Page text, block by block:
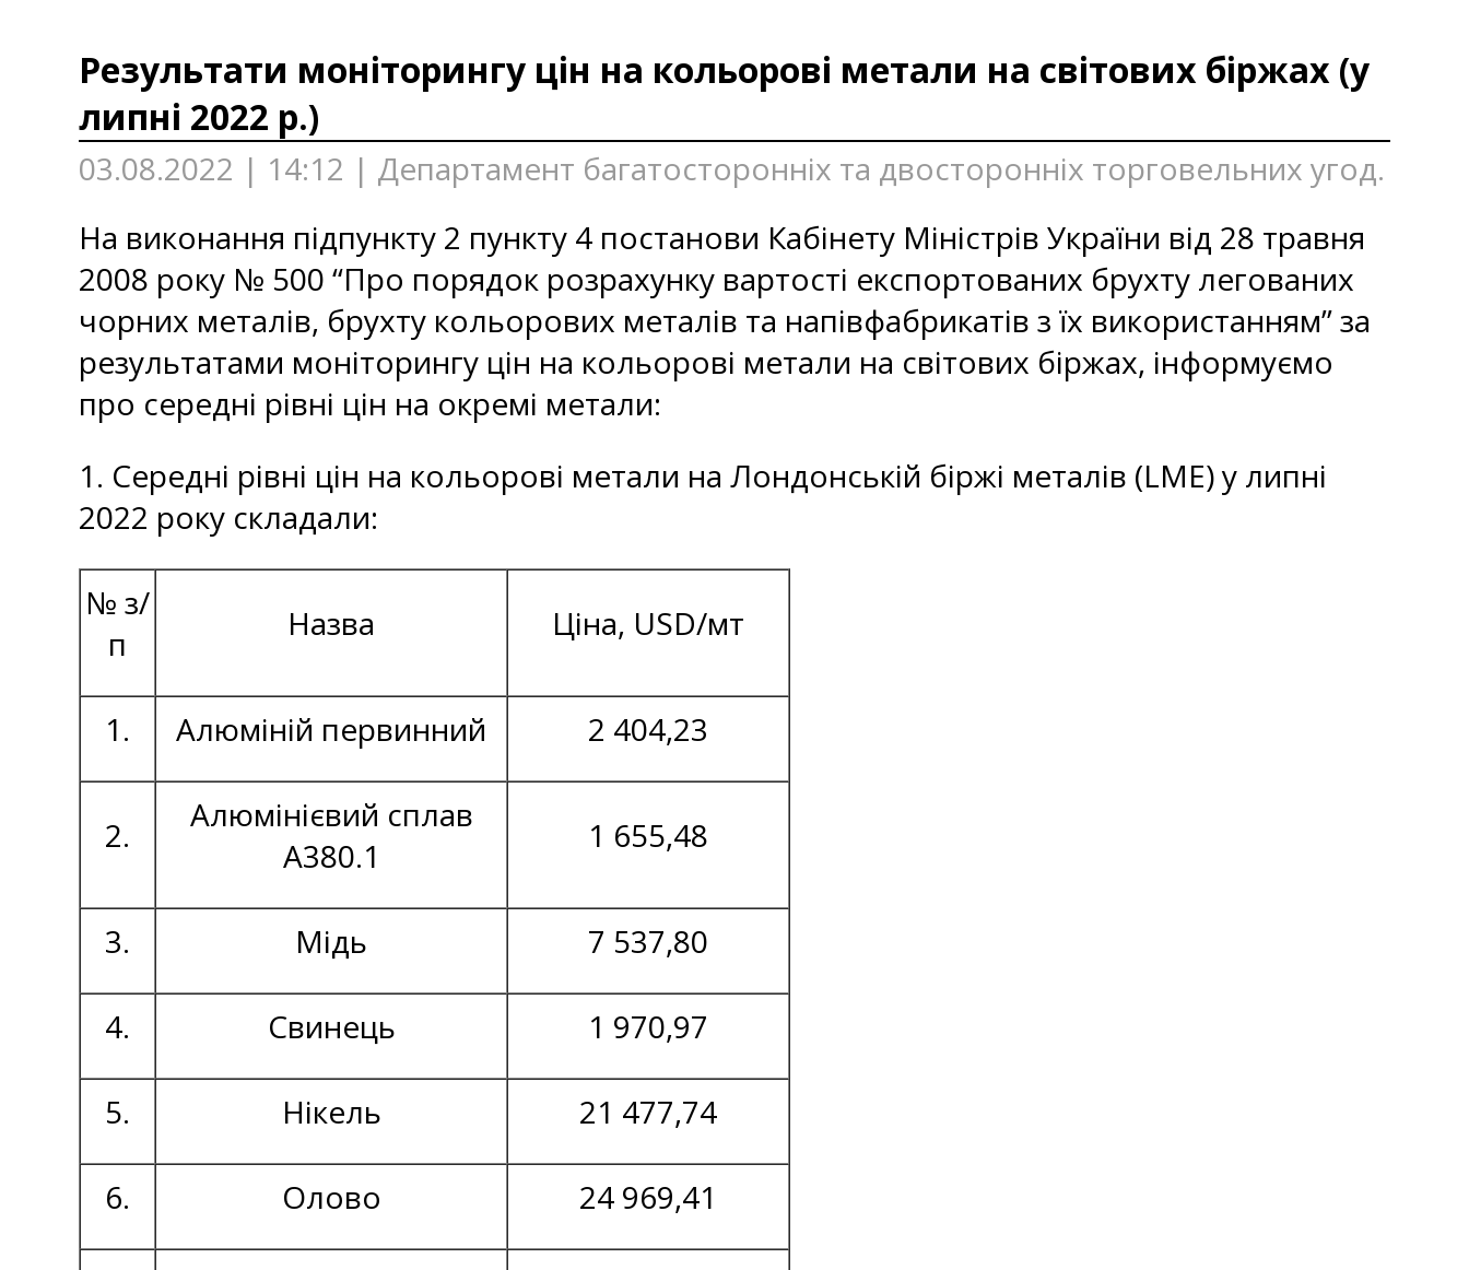
Результати моніторингу цін на кольорові метали на світових біржах (у
липні 2022 р.)
03.08.2022 | 14:12 | Департамент багатосторонніх та двосторонніх торговельних угод.
На виконання підпункту 2 пункту 4 постанови Кабінету Міністрів України від 28 травня
2008 року № 500 “Про порядок розрахунку вартості експортованих брухту легованих
чорних металів, брухту кольорових металів та напівфабрикатів з їх використанням” за
результатами моніторингу цін на кольорові метали на світових біржах, інформуємо
про середні рівні цін на окремі метали:
1. Середні рівні цін на кольорові метали на Лондонській біржі металів (LME) у липні
2022 року складали:
№ з/
п
Назва Ціна, USD/мт
1. Алюміній первинний 2 404,23
2.
Алюмінієвий сплав
А380.1
1 655,48
3. Мідь 7 537,80
4. Свинець 1 970,97
5. Нікель 21 477,74
6. Олово 24 969,41